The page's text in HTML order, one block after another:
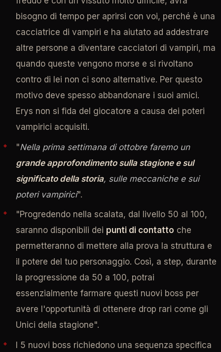
bisogno di tempo per aprirsi con voi, perché è una
cacciatrice di vampiri e ha aiutato ad addestrare
altre persone a diventare cacciatori di vampiri, ma
quando queste vengono morse e si rivoltano
contro di lei non ci sono alternative. Per questo
motivo deve spesso abbandonare i suoi amici.
Erys non si fida del giocatore a causa dei poteri
vampirici acquisiti.
"Nella prima settimana di ottobre faremo un
grande approfondimento sulla stagione e sul
significato della storia, sulle meccaniche e sui
poteri vampirici".
"Progredendo nella scalata, dal livello 50 al 100,
saranno disponibili dei punti di contatto che
permetteranno di mettere alla prova la struttura e
il potere del tuo personaggio. Così, a step, durante
la progressione da 50 a 100, potrai
essenzialmente farmare questi nuovi boss per
avere l'opportunità di ottenere drop rari come gli
Unici della stagione".
I 5 nuovi boss richiedono una sequenza specifica